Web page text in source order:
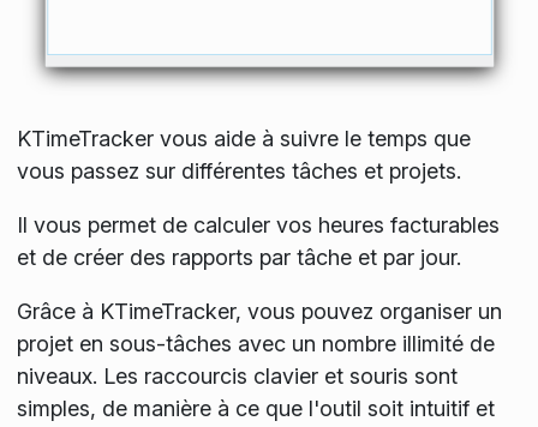
KTimeTracker vous aide à suivre le temps que
vous passez sur différentes tâches et projets.
Il vous permet de calculer vos heures facturables
et de créer des rapports par tâche et par jour.
Grâce à KTimeTracker, vous pouvez organiser un
projet en sous-tâches avec un nombre illimité de
niveaux. Les raccourcis clavier et souris sont
simples, de manière à ce que l'outil soit intuitif et